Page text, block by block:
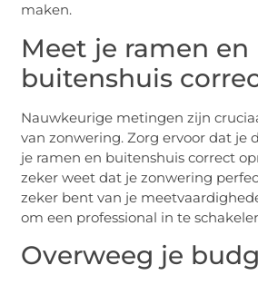
maken.
Meet je ramen en
buitenshuis
Nauwkeurige metingen zijn
van zonwering. Zorg ervoor dat je
je ramen en buitenshuis correct
zeker weet dat je zonwering
zeker bent van je
om een professional in te
Overweeg je